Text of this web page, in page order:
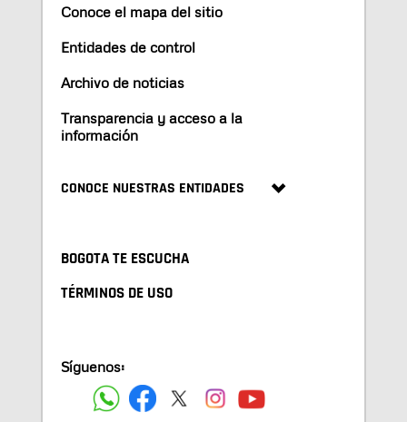
Conoce el mapa del sitio
Entidades de control
Archivo de noticias
Transparencia y acceso a la
información
CONOCE NUESTRAS ENTIDADES
BOGOTA TE ESCUCHA
TÉRMINOS DE USO
Síguenos: